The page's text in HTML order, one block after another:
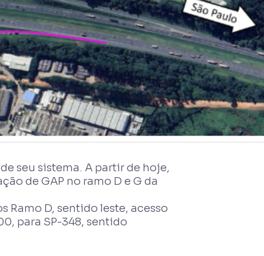
seu sistema. A partir de hoje,
de GAP no ramo D e G da
Ramo D, sentido leste, acesso
para SP-348, sentido